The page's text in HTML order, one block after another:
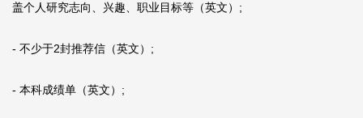
盖个人研究志向、兴趣、职业目标等（英文）;
- 不少于2封推荐信（英文）;
- 本科成绩单（英文）;